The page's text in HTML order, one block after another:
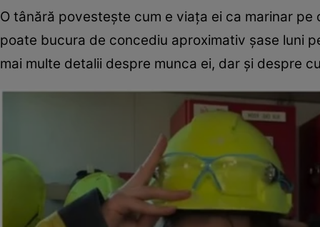
O tânără povestește cum e viața ei ca marinar
poate bucura de concediu aproximativ șase luni
mai multe detalii despre munca ei, dar și despre